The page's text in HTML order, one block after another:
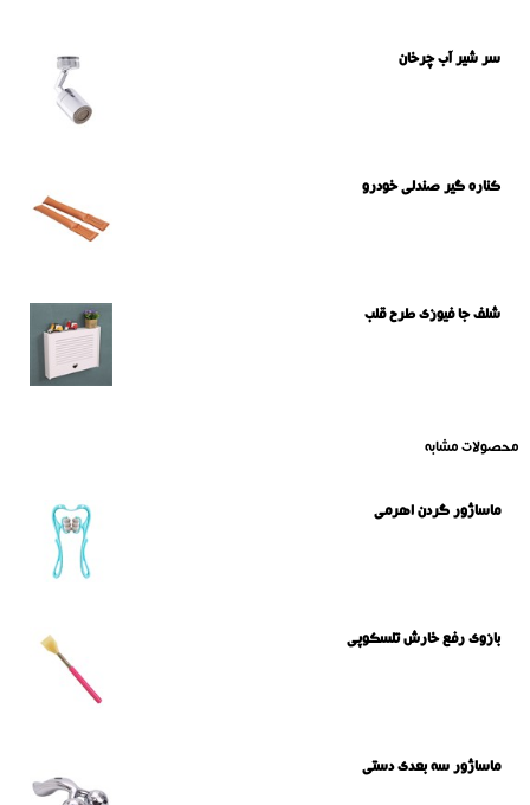
سر شیر آب چرخان
کناره گیر صندلی خودرو
شلف جا فیوزی طرح قلب
محصولات مشابه
ماساژور گردن اهرمی
بازوی رفع خارش تلسکوپی
ماساژور سه بعدی دستی